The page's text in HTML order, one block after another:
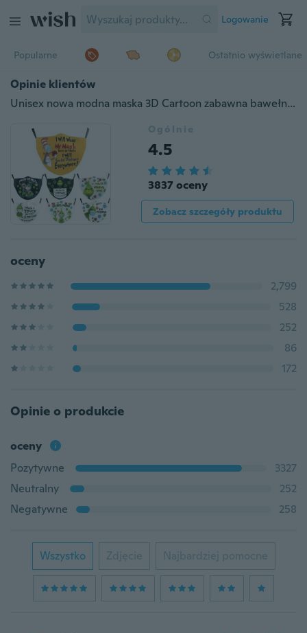
Logowanie
Popularne Ostatnio wyświetlane
Opinie klientów
Unisex nowa modna maska 3D Cartoon zabawna bawełniana maska na twarz oddychająca maska
Ogólnie
4.5
3837 oceny
Zobacz szczegóły produktu
oceny
2,799
528
252
86
172
Opinie o produkcie
oceny
Pozytywne
3327
Neutralny
252
Negatywne
258
Wszystko Zdjęcie Najbardziej pomocne